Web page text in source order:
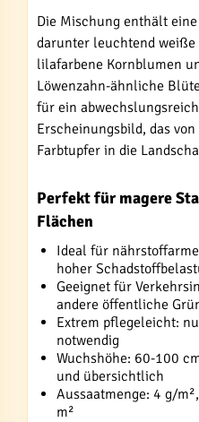
Die Mischung enthält
darunter leuchtend
lilafarbene Kornblumen
Löwenzahn-ähnliche
für ein
Erscheinungsbild, das
Farbtupfer in die
Perfekt für magere
Flächen
Ideal für
hoher
Geeignet für
andere öffentliche
Extrem pflegeleicht:
notwendig
Wuchshöhe: 60-100
und übersichtlich
Aussaatmenge: 4 g/
m²